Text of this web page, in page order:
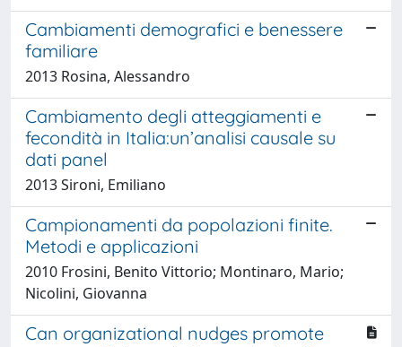
Cambiamenti demografici e benessere
familiare
2013 Rosina, Alessandro
Cambiamento degli atteggiamenti e
fecondità in Italia:un’analisi causale su
dati panel
2013 Sironi, Emiliano
Campionamenti da popolazioni finite.
Metodi e applicazioni
2010 Frosini, Benito Vittorio; Montinaro, Mario;
Nicolini, Giovanna
Can organizational nudges promote